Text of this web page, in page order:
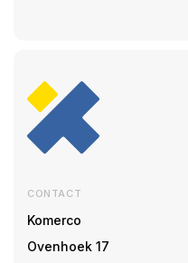
CONTACT
Komerco
Ovenhoek 17